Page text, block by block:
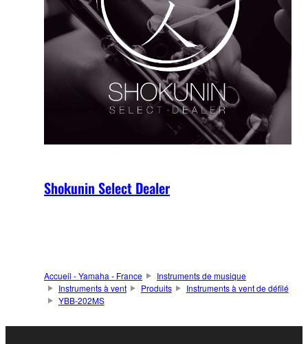
Shokunin Select Dealer
Accueil - Yamaha - France
Instruments de musique
Instruments à vent
Produits
Instruments à vent de défilé
YBB-202MS